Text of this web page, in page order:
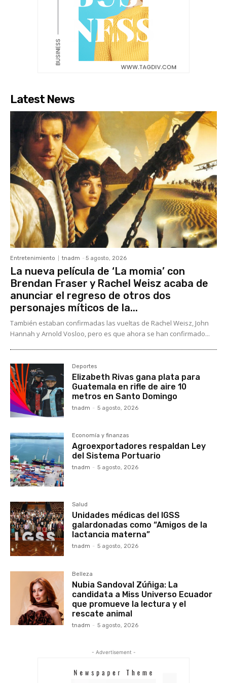
Latest News
Entretenimiento tnadm - 5 agosto, 2026
La nueva película de ‘La momia’ con
Brendan Fraser y Rachel Weisz acaba de
anunciar el regreso de otros dos
personajes míticos de la...
También estaban confirmadas las vueltas de Rachel Weisz, John
Hannah y Arnold Vosloo, pero es que ahora se han confirmado...
Deportes
Elizabeth Rivas gana plata para
Guatemala en rifle de aire 10
metros en Santo Domingo
tnadm - 5 agosto, 2026
Economía y finanzas
Agroexportadores respaldan Ley
del Sistema Portuario
tnadm - 5 agosto, 2026
Salud
Unidades médicas del IGSS
galardonadas como “Amigos de la
lactancia materna”
tnadm - 5 agosto, 2026
Belleza
Nubia Sandoval Zúñiga: La
candidata a Miss Universo Ecuador
que promueve la lectura y el
rescate animal
tnadm - 5 agosto, 2026
- Advertisement -